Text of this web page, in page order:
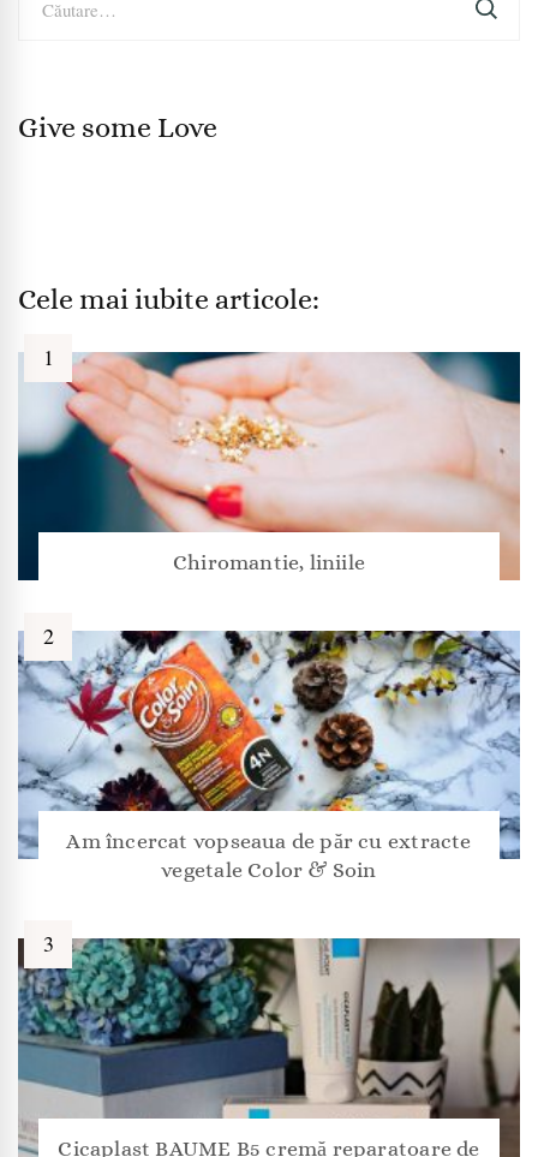
după:
Give some Love
Cele mai iubite articole:
Chiromantie, liniile
Am încercat vopseaua de păr cu extracte
vegetale Color & Soin
Cicaplast BAUME B5 cremă reparatoare de